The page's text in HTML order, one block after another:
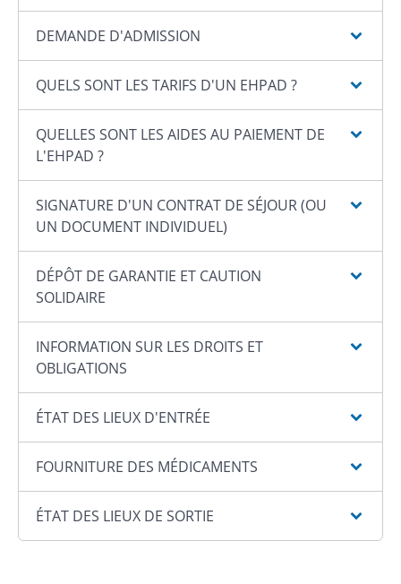
DEMANDE D'ADMISSION
QUELS SONT LES TARIFS D'UN EHPAD ?
QUELLES SONT LES AIDES AU PAIEMENT DE
L'EHPAD ?
SIGNATURE D'UN CONTRAT DE SÉJOUR (OU
UN DOCUMENT INDIVIDUEL)
DÉPÔT DE GARANTIE ET CAUTION
SOLIDAIRE
INFORMATION SUR LES DROITS ET
OBLIGATIONS
ÉTAT DES LIEUX D'ENTRÉE
FOURNITURE DES MÉDICAMENTS
ÉTAT DES LIEUX DE SORTIE